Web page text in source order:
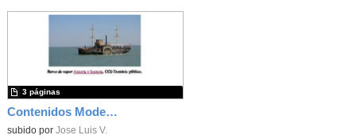
Contenidos Modernismo Gaudí
subido por Jose Luis V.
3 páginas